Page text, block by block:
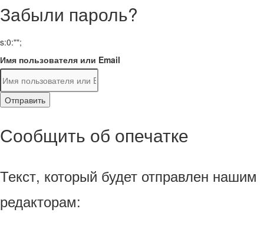
Забыли пароль?
s:0:"";
Имя пользователя или Email
Отправить
Сообщить об опечатке
Текст, который будет отправлен нашим
редакторам: